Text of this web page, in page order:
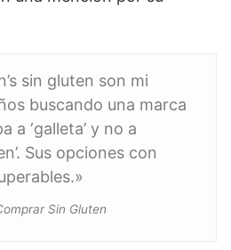
sin gluten son mi
buscando una marca
a ‘galleta’ y no a
Sus opciones con
Sin Gluten